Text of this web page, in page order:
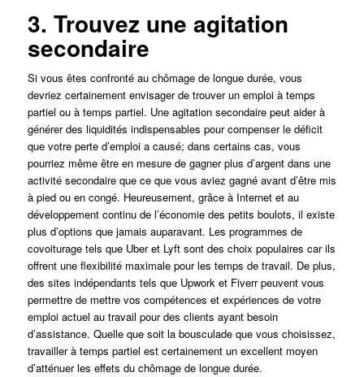
3. Trouvez une agitation
secondaire
Si vous êtes confronté au chômage de longue durée, vous
devriez certainement envisager de trouver un emploi à temps
partiel ou à temps partiel. Une agitation secondaire peut aider à
générer des liquidités indispensables pour compenser le déficit
que votre perte d’emploi a causé; dans certains cas, vous
pourriez même être en mesure de gagner plus d’argent dans une
activité secondaire que ce que vous aviez gagné avant d’être mis
à pied ou en congé. Heureusement, grâce à Internet et au
développement continu de l’économie des petits boulots, il existe
plus d’options que jamais auparavant. Les programmes de
covoiturage tels que Uber et Lyft sont des choix populaires car ils
offrent une flexibilité maximale pour les temps de travail. De plus,
des sites indépendants tels que Upwork et Fiverr peuvent vous
permettre de mettre vos compétences et expériences de votre
emploi actuel au travail pour des clients ayant besoin
d’assistance. Quelle que soit la bousculade que vous choisissez,
travailler à temps partiel est certainement un excellent moyen
d’atténuer les effets du chômage de longue durée.